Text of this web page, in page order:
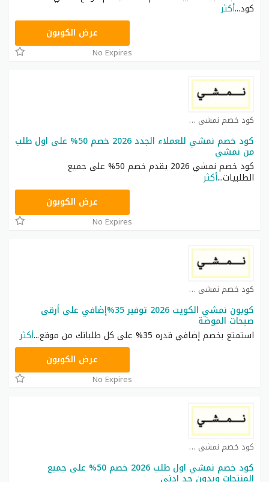
كود...أكثر
TRSS148عرض الكوبون
No Expires
كود خصم نمشي كوبون
كود خصم نمشي للعملاء الجدد 2026 خصم 50% على اول طلب
من نمشي
كود خصم نمشي 2026 يقدم خصم 50% على جميع
الطلبيات...أكثر
TRSS148عرض الكوبون
No Expires
كود خصم نمشي كوبون
كوبون نمشي الكويت 2026 توفير 35%إضافي على أرقى
صيحات الموضة
استمتع بخصم إضافي قدره 35% على كل طلباتك من موقع
...أكثر
TRSS148عرض الكوبون
No Expires
كود خصم نمشي كوبون
كود خصم نمشي اول طلب 2026 خصم 50% على جميع